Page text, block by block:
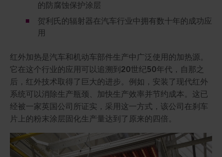
的防腐蚀保护涂层
贺利氏的辐射器在汽车行业中拥有数十年的成功应
用
红外加热是汽车和机动车部件生产中广泛使用的加热源。
它在这个行业的应用可以追溯到20世纪50年代，自那之
后，红外技术取得了巨大的进步。例如，安装了现代红外
系统可以消除生产瓶颈、加快生产效率并节约成本。这已
经被一家英国公司所证实，采用这一方式，该公司在刹车
片上的粉末涂层固化生产量达到了原来的四倍。